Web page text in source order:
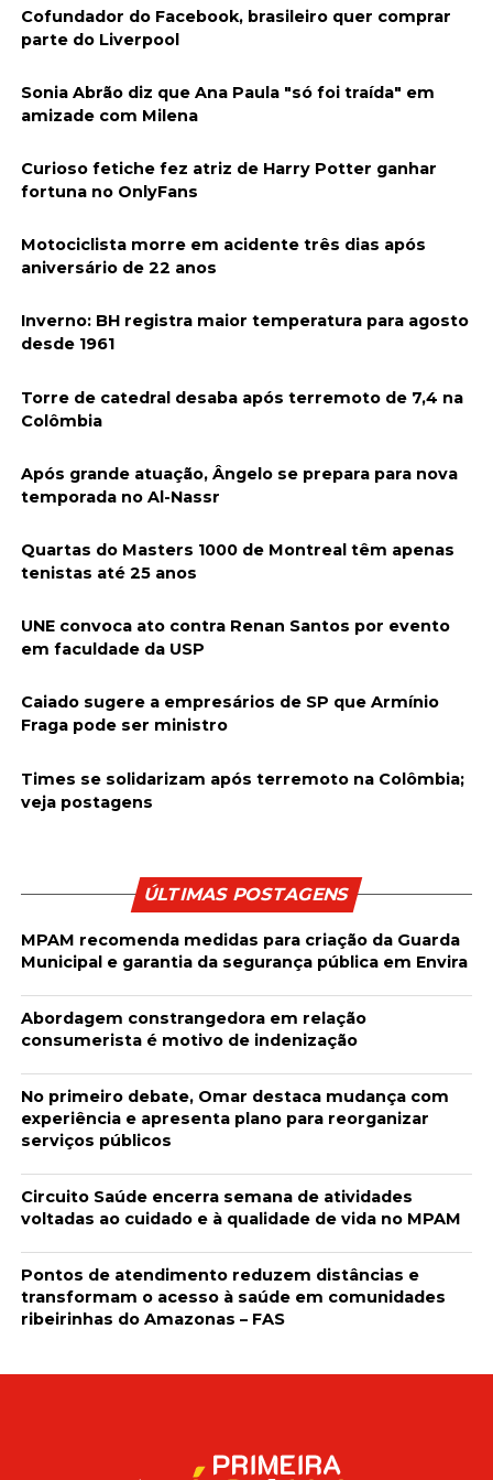
Cofundador do Facebook, brasileiro quer comprar
parte do Liverpool
Sonia Abrão diz que Ana Paula "só foi traída" em
amizade com Milena
Curioso fetiche fez atriz de Harry Potter ganhar
fortuna no OnlyFans
Motociclista morre em acidente três dias após
aniversário de 22 anos
Inverno: BH registra maior temperatura para agosto
desde 1961
Torre de catedral desaba após terremoto de 7,4 na
Colômbia
Após grande atuação, Ângelo se prepara para nova
temporada no Al-Nassr
Quartas do Masters 1000 de Montreal têm apenas
tenistas até 25 anos
UNE convoca ato contra Renan Santos por evento
em faculdade da USP
Caiado sugere a empresários de SP que Armínio
Fraga pode ser ministro
Times se solidarizam após terremoto na Colômbia;
veja postagens
ÚLTIMAS POSTAGENS
MPAM recomenda medidas para criação da Guarda
Municipal e garantia da segurança pública em Envira
Abordagem constrangedora em relação
consumerista é motivo de indenização
No primeiro debate, Omar destaca mudança com
experiência e apresenta plano para reorganizar
serviços públicos
Circuito Saúde encerra semana de atividades
voltadas ao cuidado e à qualidade de vida no MPAM
Pontos de atendimento reduzem distâncias e
transformam o acesso à saúde em comunidades
ribeirinhas do Amazonas – FAS